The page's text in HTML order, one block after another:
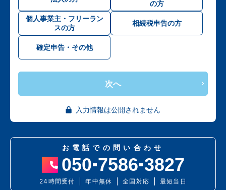
の方
個人事業主・フリーラン
スの方
相続税申告の方
確定申告・その他
次へ
入力情報は公開されません
お電話での問い合わせ
050 7586 3827
24時間受付 年中無休 全国対応 最短当日